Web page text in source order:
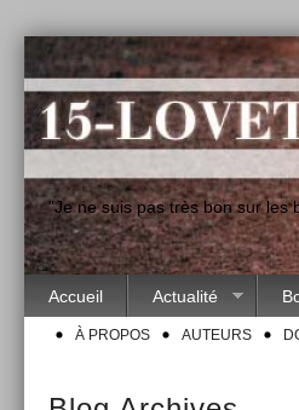
"Je ne suis pas très bon sur les
Accueil Actualité
À PROPOS AUTEURS